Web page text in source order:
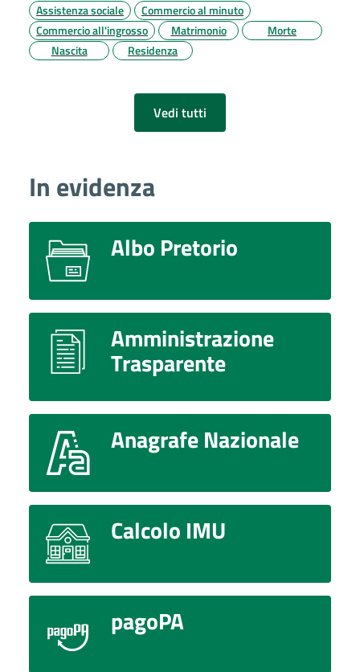
Assistenza sociale
Commercio al minuto
Commercio all'ingrosso
Matrimonio
Morte
Nascita
Residenza
Vedi tutti
In evidenza
Albo Pretorio
Amministrazione
Trasparente
Anagrafe Nazionale
Calcolo IMU
pagoPA